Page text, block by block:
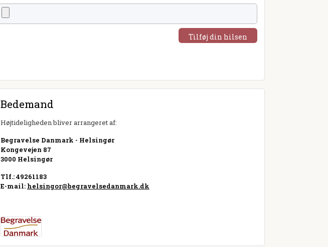
Tilføj din hilsen
Bedemand
Højtideligheden bliver arrangeret af:
Begravelse Danmark - Helsingør
Kongevejen 87
3000 Helsingør
Tlf.: 49261183
E-mail:helsingor@begravelsedanmark.dk